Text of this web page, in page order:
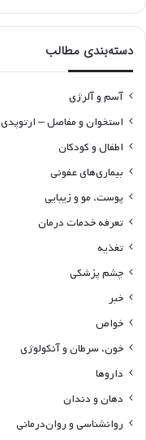
دسته‌بندی مطالب
آسم و آلرژی
استخوان و مفاصل – ارتوپدی
اطفال و کودکان
بیماری‌های عفونی
پوست، مو و زیبایی
تعرفه خدمات درمان
تغذیه
چشم پزشکی
خبر
خواص
خون، سرطان و آنکولوژی
داروها
دهان و دندان
روانشناسی و روان‌درمانی